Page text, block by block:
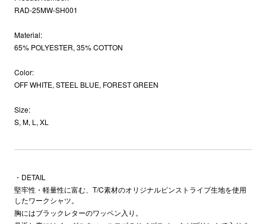
RAD-25MW-SH001
Material:
65% POLYESTER, 35% COTTON
Color:
OFF WHITE, STEEL BLUE, FOREST GREEN
Size:
S, M, L, XL
・DETAIL
堅牢性・軽量性に富む、T/C素材のオリジナルピンストライプ生地を使用
したワークシャツ。
胸にはブラックレターのワッペン入り。